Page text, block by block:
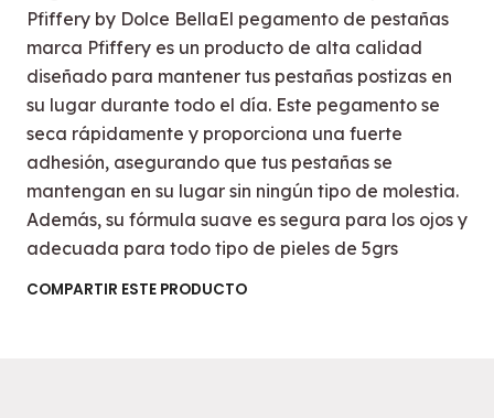
Pfiffery by Dolce BellaEl pegamento de pestañas
marca Pfiffery es un producto de alta calidad
diseñado para mantener tus pestañas postizas en
su lugar durante todo el día. Este pegamento se
seca rápidamente y proporciona una fuerte
adhesión, asegurando que tus pestañas se
mantengan en su lugar sin ningún tipo de molestia.
Además, su fórmula suave es segura para los ojos y
adecuada para todo tipo de pieles de 5grs
COMPARTIR ESTE PRODUCTO